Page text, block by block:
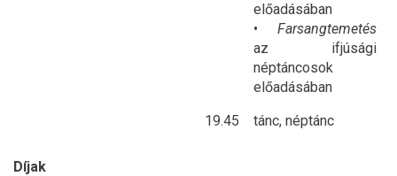
előadásában
• Farsangtemetés
az ifjúsági
néptáncosok
előadásában
19.45
tánc, néptánc
Díjak